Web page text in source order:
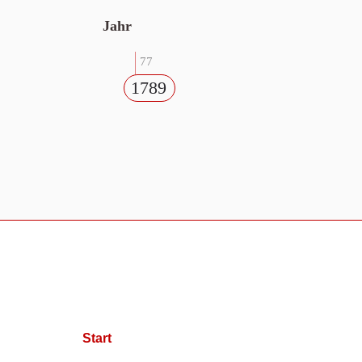
Jahr
77
1789
Start